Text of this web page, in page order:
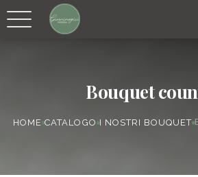
Bouquet
HOME CATALOGO I NOSTRI BOUQUET